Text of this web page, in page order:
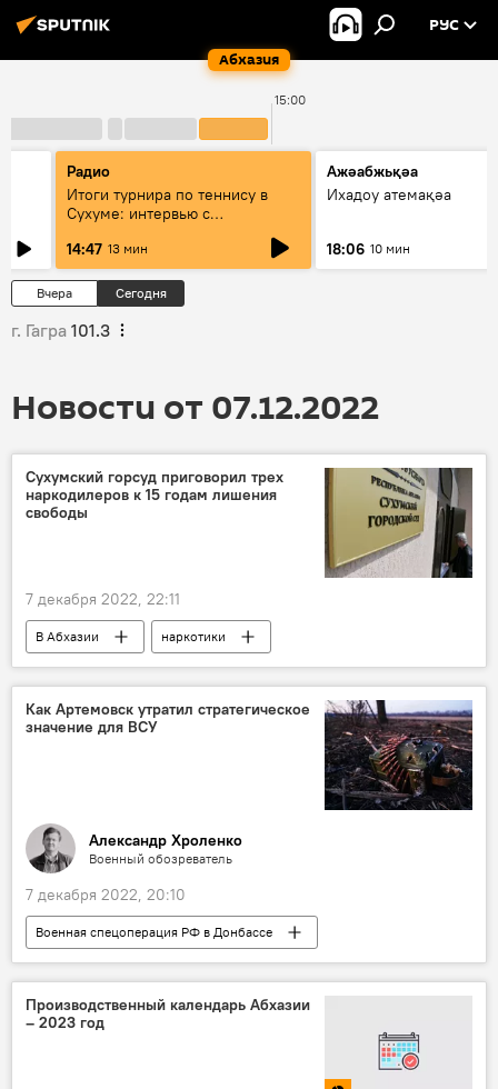
Абхазия
РУС
15:00
Радио
Итоги турнира по теннису в
Сухуме: интервью с
14:47 13 мин
Ажәабжьқәа
Ихадоу атемақәа
18:06 10 мин
Вчера Сегодня
г. Гагра 101.3
Новости от 07.12.2022
Сухумский горсуд приговорил трех
наркодилеров к 15 годам лишения
свободы
7 декабря 2022, 22:11
В Абхазии
наркотики
МВД Абхазии
Сухумский городской суд
Абхазия
Как Артемовск утратил стратегическое
значение для ВСУ
Александр Хроленко
Военный обозреватель
7 декабря 2022, 20:10
Военная спецоперация РФ в Донбассе
Аналитика
Россия Украина
Производственный календарь Абхазии
– 2023 год